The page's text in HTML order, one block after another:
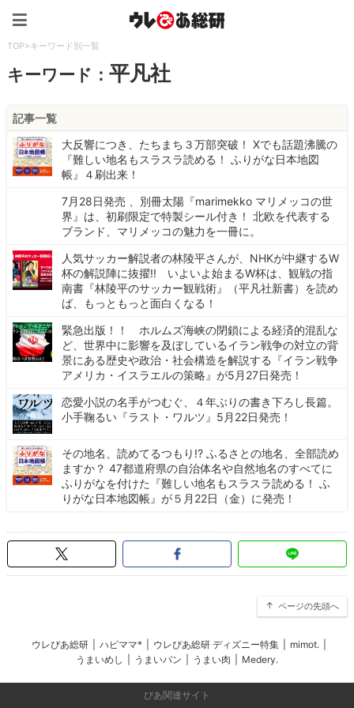
TOP>キーワード別一覧
キーワード：平凡社
記事一覧
大反響につき、たちまち３万部突破！ Xでも話題沸騰の
『難しい地名もスラスラ読める！ ふりがな日本地図
帳』４刷出来！
7月28日発売 、別冊太陽『marimekko マリメッコの世
界』は、初刷限定で特製シール付き！ 北欧を代表する
ブランド、マリメッコの魅力を一冊に。
人気サッカー解説者の林陵平さんが、NHKが中継するW
杯の解説陣に抜擢!! いよいよ始まるW杯は、観戦の指
南書『林陵平のサッカー観戦術』（平凡社新書）を読め
ば、もっともっと面白くなる！
緊急出版！！ ホルムズ海峡の閉鎖による経済的混乱な
ど、世界中に影響を及ぼしているイラン戦争の対立の背
景にある歴史や政治・社会構造を解説する『イラン戦争
アメリカ・イスラエルの策略』が5月27日発売！
恋愛小説の名手がつむぐ、４年ぶりの書き下ろし長篇。
小手鞠るい『ラスト・ワルツ』5月22日発売！
その地名、読めてるつもり!? ふるさとの地名、全部読め
ますか？ 47都道府県の自治体名や自然地名のすべてに
ふりがなを付けた『難しい地名もスラスラ読める！ ふ
りがな日本地図帳』が５月22日（金）に発売！
ページの先頭へ
ウレぴあ総研 ハピママ* ウレぴあ総研 ディズニー特集 mimot.
うまいめし
うまいパン うまい肉 Medery.
ぴあ関連サイト